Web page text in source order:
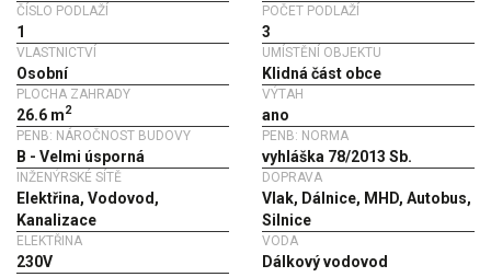
ČÍSLO PODLAŽÍ
1
POČET PODLAŽÍ
3
VLASTNICTVÍ
Osobní
UMÍSTĚNÍ OBJEKTU
Klidná část obce
PLOCHA ZAHRADY
26.6 m2
VÝTAH
ano
PENB: NÁROČNOST BUDOVY
B - Velmi úsporná
PENB: NORMA
vyhláška 78/2013 Sb.
INŽENÝRSKÉ SÍTĚ
Elektřina, Vodovod,
Kanalizace
DOPRAVA
Vlak, Dálnice, MHD, Autobus,
Silnice
ELEKTŘINA
230V
VODA
Dálkový vodovod